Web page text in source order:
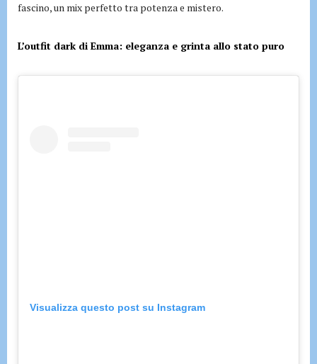
fascino, un mix perfetto tra potenza e mistero.
L’outfit dark di Emma: eleganza e grinta allo stato puro
Visualizza questo post su Instagram